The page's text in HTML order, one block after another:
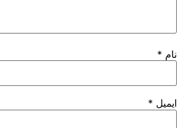
نام *
ایمیل *